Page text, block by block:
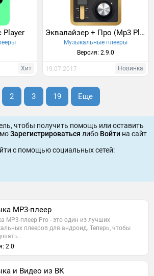
Player
Хит
Эквалайзер + Про (Mp3 Player)
Музыкальные плееры
Версия: 2.9.0
19.07.2017 Новинка
2 3 19 Еще
чтобы получить помощь или оставить
Зарегистрироваться либо Войти на сайт
c помощью социальных сетей:
MP3-плеер
MP3-плеер Pro - это один из лучших
плееров для андроид. Теперь, чтобы
2.0
и Видео из ВК